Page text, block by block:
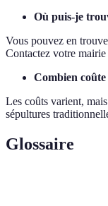
Où puis-je
Vous pouvez en
Contactez votre
Combien
Les coûts varient,
sépultures
Glossaire